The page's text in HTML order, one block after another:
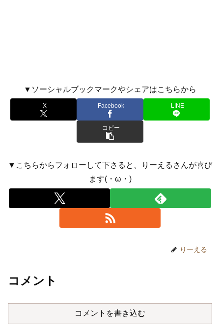
▼ソーシャルブックマークやシェアはこちらから
X Facebook LINE
コピー
▼こちらからフォローして下さると、りーえるさんが喜び
ます(・ω・)
りーえる
コメント
コメントを書き込む